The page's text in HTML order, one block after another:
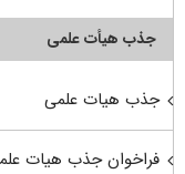
جذب هیأت علمی
جذب هیات علمی
فراخوان جذب هیات علمی